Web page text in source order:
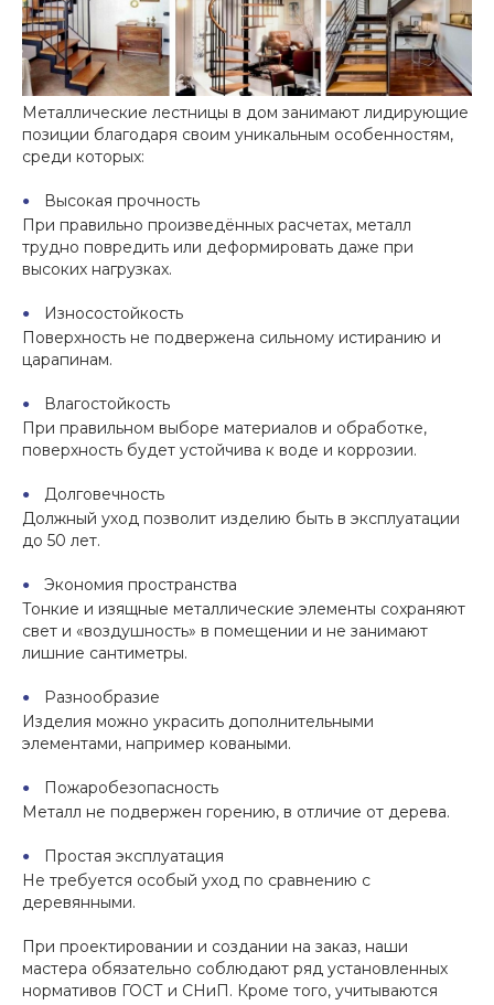
Металлические лестницы в дом занимают лидирующие
позиции благодаря своим уникальным особенностям,
среди которых:
Высокая прочность
При правильно произведённых расчетах, металл
трудно повредить или деформировать даже при
высоких нагрузках.
Износостойкость
Поверхность не подвержена сильному истиранию и
царапинам.
Влагостойкость
При правильном выборе материалов и обработке,
поверхность будет устойчива к воде и коррозии.
Долговечность
Должный уход позволит изделию быть в эксплуатации
до 50 лет.
Экономия пространства
Тонкие и изящные металлические элементы сохраняют
свет и «воздушность» в помещении и не занимают
лишние сантиметры.
Разнообразие
Изделия можно украсить дополнительными
элементами, например коваными.
Пожаробезопасность
Металл не подвержен горению, в отличие от дерева.
Простая эксплуатация
Не требуется особый уход по сравнению с
деревянными.
При проектировании и создании на заказ, наши
мастера обязательно соблюдают ряд установленных
нормативов ГОСТ и СНиП. Кроме того, учитываются